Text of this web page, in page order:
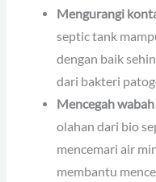
Mengurangi
septic tank
dengan baik
dari bakteri
Mencegah
olahan dari bio
mencemari air
membantu